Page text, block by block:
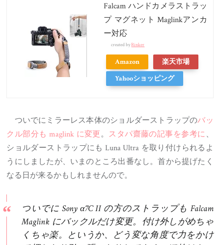
Falcam ハンドカメラストラッ
プ マグネット Maglinkアンカ
ー対応
created byRinker
Amazon
楽天市場
Yahooショッピング
ついでにミラーレス本体のショルダーストラップのバッ
クル部分も maglink に変更。 スタパ齋藤の記事を参考に、
ショルダーストラップにも Luna Ultra を取り付けられるよ
うにしましたが、いまのところ出番なし。首から提げたく
なる日が来るかもしれませんので。
ついでに Sony α7C II の方のストラップも Falcam
Maglink にバックルだけ変更。付け外しがめちゃ
くちゃ楽。というか、どう変な角度で力をかけ